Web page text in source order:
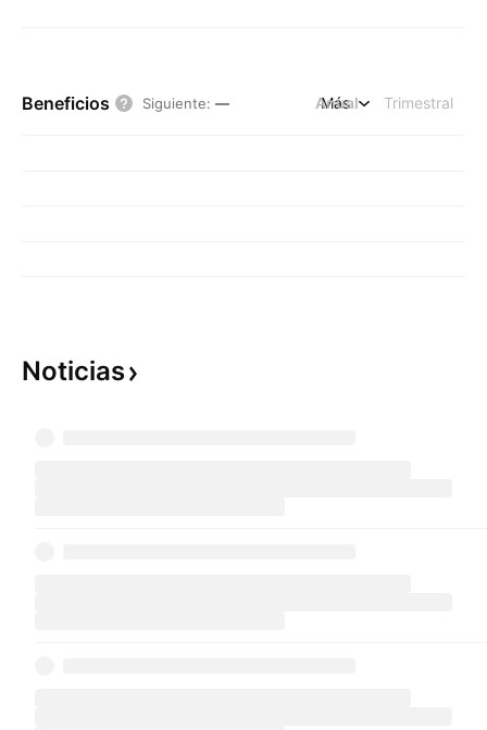
Beneficios Siguiente: — Anual Trimestral
Más
Noticias